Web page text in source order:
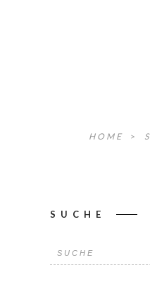
HOME >
SUCHE
Suche